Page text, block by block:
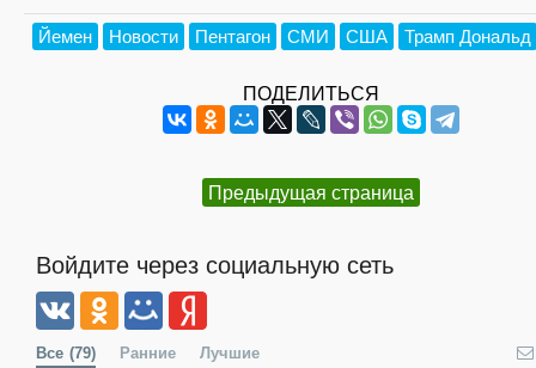
Йемен Новости Пентагон СМИ США Трамп Дональд
ПОДЕЛИТЬСЯ
Предыдущая страница
Войдите через социальную сеть
Все (79) Ранние Лучшие